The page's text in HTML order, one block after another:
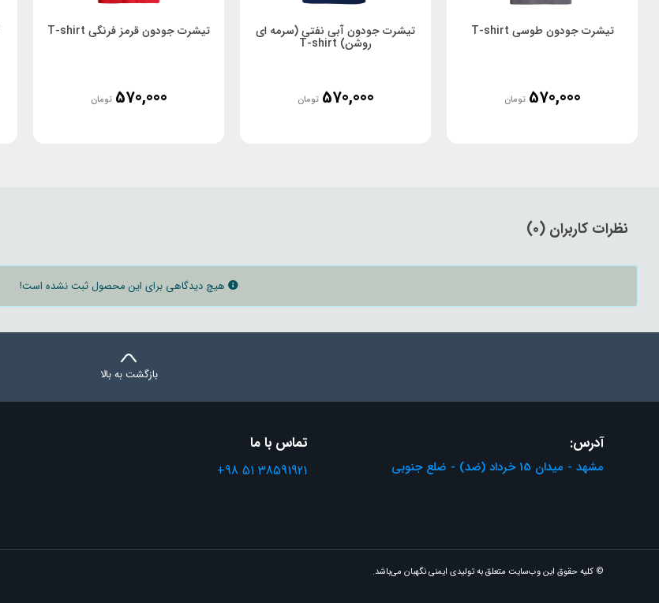
تیشرت جودون طوسی T-shirt
570,000 تومان
تیشرت جودون آبی نفتی (سرمه ای
روشن) T-shirt
570,000 تومان
تیشرت جودون قرمز فرنگی T-shirt
570,000 تومان
نظرات کاربران (0)
هیچ دیدگاهی برای این محصول ثبت نشده است!
بازگشت به بالا
آدرس:
مشهد - میدان 15 خرداد (ضد) - ضلع جنوبی
تماس با ما
+98 51 38591921
© کلیه حقوق این وب‌سایت متعلق به تولیدی ایمنی نگهبان می‌باشد.